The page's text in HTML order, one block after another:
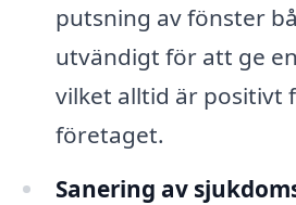
putsning av fönster
utvändigt för att ge
vilket alltid är positivt
företaget.
Sanering av